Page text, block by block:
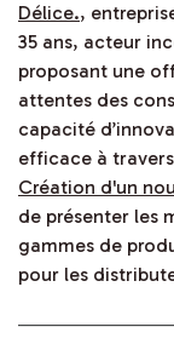
Délice.,
35 ans, acteur
proposant une
attentes des
capacité
efficace à
Création d'un
de présenter les
gammes de
pour les